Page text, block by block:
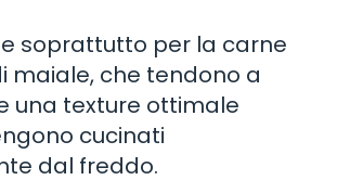
soprattutto per la carne
maiale, che tendono a
una texture ottimale
cucinati
dal freddo.